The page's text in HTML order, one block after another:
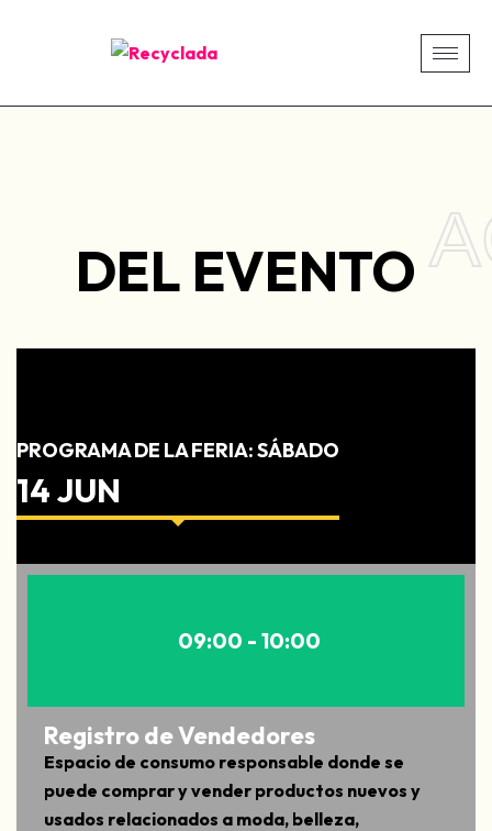
DEL EVENTO
PROGRAMA DE LA FERIA: SÁBADO
14 JUN
09:00 - 10:00
Registro de Vendedores
Espacio de consumo responsable donde se
puede comprar y vender productos nuevos y
usados relacionados a moda, belleza,